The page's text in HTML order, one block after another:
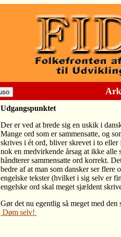
Udgangspunktet
Der er ved at brede sig en uskik i
Mange ord som er sammensatte, og
skrives i ét ord, bliver skrevet i to eller
nok en medvirkende årsag at ikke alle
håndterer sammensatte ord korrekt.
bedre af at man som dansker ser flere
engelske tekster (hvilket i sig selv er
engelske ord skal meget sjældent
Gør det nu egentlig så meget med
Døm selv!